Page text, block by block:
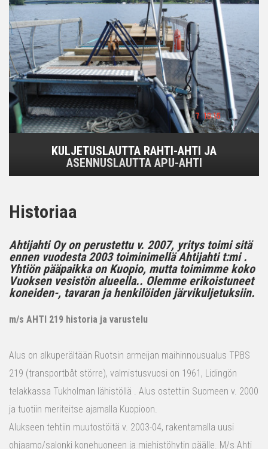
KULJETUSLAUTTA RAHTI-AHTI JA
ASENNUSLAUTTA APU-AHTI
Historiaa
Ahtijahti Oy on perustettu v. 2007, yritys toimi sitä
ennen vuodesta 2003 toiminimellä Ahtijahti t:mi .
Yhtiön pääpaikka on Kuopio, mutta toimimme koko
Vuoksen vesistön alueella.. Olemme erikoistuneet
koneiden-, tavaran ja henkilöiden järvikuljetuksiin.
m/s AHTI 219 historia ja varustelu
Alus on alkuperältään Ruotsin armeijan maihinnousualus TPBS
219 (transportbåt större), valmistusvuosi on 1961, Lidingön
telakkassa Tukholman lähistöllä . Alus ostettiin Suomeen v. 2000
ja tuotiin meriteitse ajamalla Kuopioon.
Alukseen tehtiin muutostöitä v. 2003-04, rakentamalla uusi
ohjaamo/salonki konehuoneen ja miehistöhytin päälle. M/s Ahti